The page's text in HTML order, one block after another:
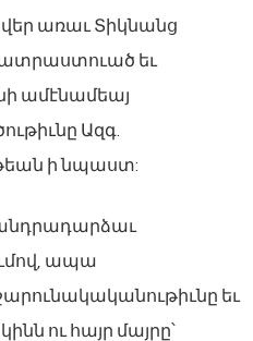
առաւ Տիկնանց
եւ
ամէնամեայ
Ազգ.
ի նպաստ:
ապա
եւ
ու հայր մայրը՝